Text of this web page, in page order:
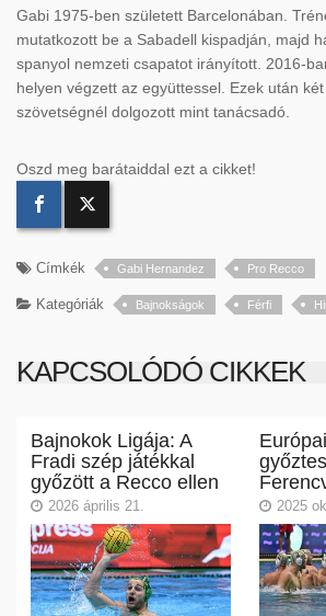
Gabi 1975-ben született Barcelonában.
mutatkozott be a Sabadell kispadján, majd
spanyol nemzeti csapatot irányított. 2016-
helyen végzett az együttessel. Ezek után
szövetségnél dolgozott mint tanácsadó.
Oszd meg barátaiddal ezt a cikket!
Címkék Gabi Hernandez Pro Recco
Kategóriák Bajnokságok Férfi
KAPCSOLÓDÓ CIKKEK
Bajnokok Ligája: A
Fradi szép játékkal
győzött a Recco ellen
2026 április 21. 2025